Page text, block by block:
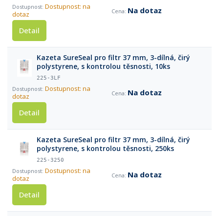
Dostupnost: na
dotaz
Na dotaz
Detail
Kazeta SureSeal pro filtr 37 mm, 3-dílná, čirý
polystyrene, s kontrolou těsnosti, 10ks
225-3LF
Dostupnost: na
dotaz
Na dotaz
Detail
Kazeta SureSeal pro filtr 37 mm, 3-dílná, čirý
polystyrene, s kontrolou těsnosti, 250ks
225-3250
Dostupnost: na
dotaz
Na dotaz
Detail